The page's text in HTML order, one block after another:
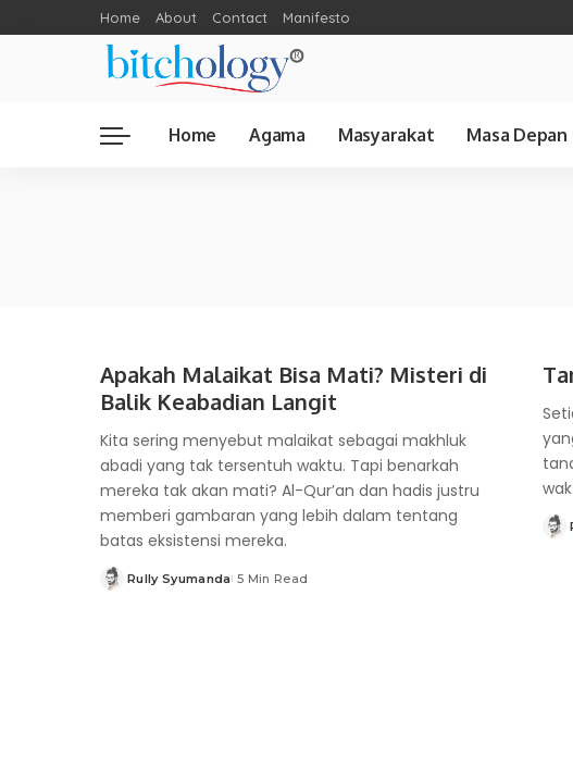
Home About Contact Manifesto
Home Agama Masyarakat Masa Depan
Apakah Malaikat Bisa Mati? Misteri di
Balik Keabadian Langit
Kita sering menyebut malaikat sebagai makhluk
abadi yang tak tersentuh waktu. Tapi benarkah
mereka tak akan mati? Al-Qur’an dan hadis justru
memberi gambaran yang lebih dalam tentang
batas eksistensi mereka.
Posted
Rully Syumanda 5 Min Read